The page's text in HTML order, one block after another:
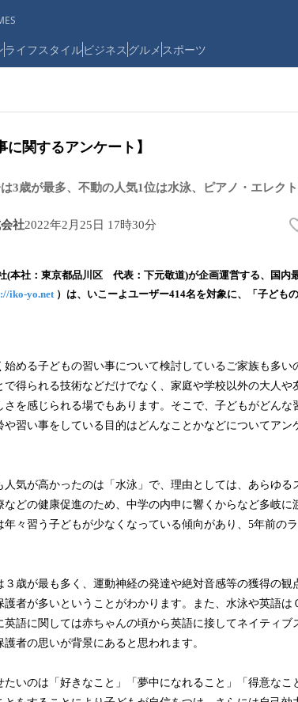
ライフスタイルビジネス グルメ スポーツ
に関するアンケート】
3歳が最多、不動の人気1位は水泳、ピアノ・エレク
社2022年2月25日 17時30分
(本社：東京都品川区 代表：下元敬道)が企画運営する、国内
iko-yo.net）は、いこーよユーザー414名を対象に、「子ども
始める子どもの習い事について検討しているご家族も多
で得られる技術などだけでなく、家庭や学校以外の大人や
さを感じられる場でもあります。そこで、子どもがどん
習い事をしている目的はどんなことかなどについてアン
気が高かったのは「水泳」で、理由としては、あらゆる
などの健康促進のため、中学の内申に響くからなど多岐に
年々習う子どもが少なくなっている傾向があり、5年前の
３歳が最も多く、運動神経の発達や絶対音感等の獲得の観
護者が多いということがわかります。また、水泳や英語は
英語に関しては赤ちゃんの頃から英語に接してネイティブ
者の思いが背景にあると思われます。
いのは「好きなこと」「夢中になれること」「得意なこ